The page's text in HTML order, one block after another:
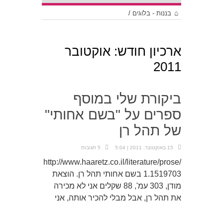
בננות - בלוגים /
ארכיון חודש: אוקטובר
2011
ביקורת שלי במוסף
ספרים על "בשם אחותי"
של תהל רן
15 באוקטובר, 2011 | 5:04 5 תגובות
http://www.haaretz.co.il/literature/prose/
1.1519703 בשם אחותי תהל רן. הוצאת
מודן, 303 עמ', 88 שקלים אני לא מכירה
את תהל רן, אבל מבלי להכיר אותה, אני